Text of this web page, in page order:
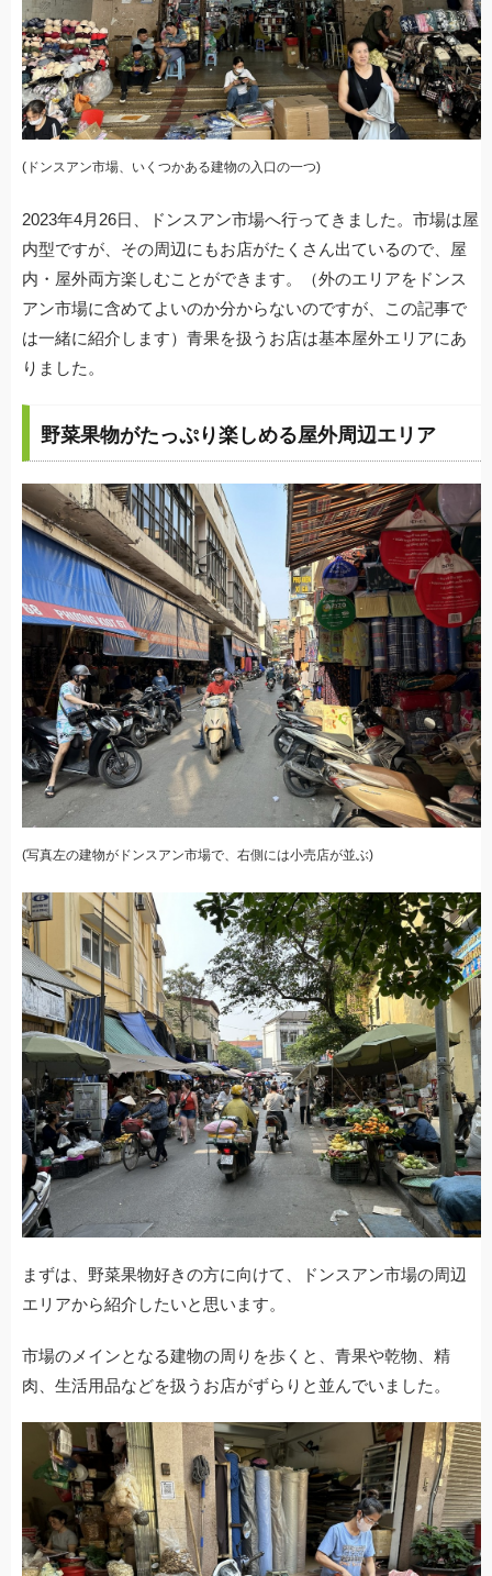
(ドンスアン市場、いくつかある建物の入口の一つ)
2023年4月26日、ドンスアン市場へ行ってきました。市場は屋
内型ですが、その周辺にもお店がたくさん出ているので、屋
内・屋外両方楽しむことができます。（外のエリアをドンス
アン市場に含めてよいのか分からないのですが、この記事で
は一緒に紹介します）青果を扱うお店は基本屋外エリアにあ
りました。
野菜果物がたっぷり楽しめる屋外周辺エリア
(写真左の建物がドンスアン市場で、右側には小売店が並ぶ)
まずは、野菜果物好きの方に向けて、ドンスアン市場の周辺
エリアから紹介したいと思います。
市場のメインとなる建物の周りを歩くと、青果や乾物、精
肉、生活用品などを扱うお店がずらりと並んでいました。